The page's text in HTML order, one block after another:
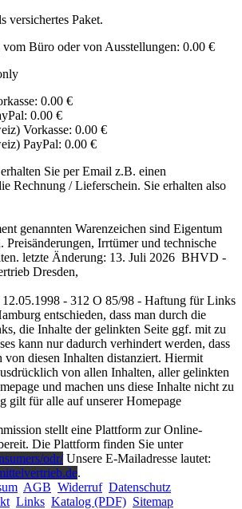
versichertes Paket.
vom Büro oder von Ausstellungen: 0.00 €
0.00 €
0.00 €
Vorkasse: 0.00 €
PayPal: 0.00 €
Sie per Email z.B. einen
Rechnung / Lieferschein. Sie erhalten also
genannten Warenzeichen sind Eigentum
Irrtümer und technische
letzte Änderung: 13. Juli 2026 BHVD -
Dresden,
- 312 O 85/98 - Haftung für Links
entschieden, dass man durch die
die Inhalte der gelinkten Seite ggf. mit zu
kann nur dadurch verhindert werden, dass
von diesen Inhalten distanziert. Hiermit
von allen Inhalten, aller gelinkten
und machen uns diese Inhalte nicht zu
gilt für alle auf unserer Homepage
stellt eine Plattform zur Online-
Die Plattform finden Sie unter
odr/Unsere E-Mailadresse lautet:
.
AGB Widerruf Datenschutz
Links Katalog (PDF) Sitemap